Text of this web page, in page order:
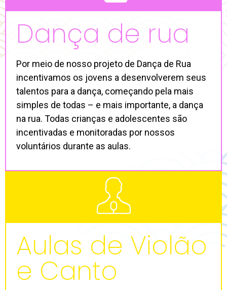
Dança de rua
Por meio de nosso projeto de Dança de Rua
incentivamos os jovens a desenvolverem seus
talentos para a dança, começando pela mais
simples de todas – e mais importante, a dança
na rua. Todas crianças e adolescentes são
incentivadas e monitoradas por nossos
voluntários durante as aulas.
Aulas de Violão
e Canto